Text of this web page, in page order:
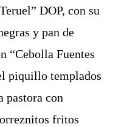
DOP, con su
y pan de
“Cebolla Fuentes
piquillo templados
pastora con
fritos